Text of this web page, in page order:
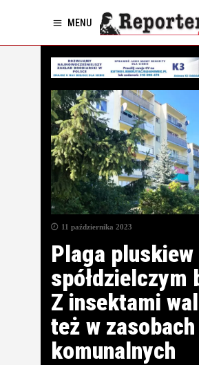
MENU
11 października 2023
Plaga pluskiew
spółdzielczym
Z insektami
też w zasobach
komunalnych